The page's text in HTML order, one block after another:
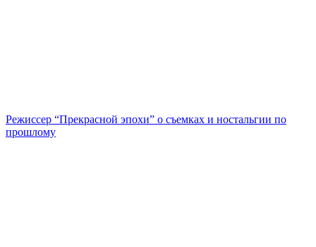
Режиссер “Прекрасной эпохи” о съемках и ностальгии по
прошлому